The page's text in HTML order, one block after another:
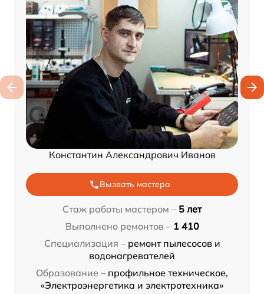
Константин Александрович Иванов
Вызвать мастера
Стаж работы мастером – 5 лет
Выполнено ремонтов – 1 410
Специализация – ремонт пылесосов и
водонагревателей
Образование – профильное техническое,
«Электроэнергетика и электротехника»